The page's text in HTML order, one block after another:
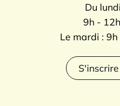
Du
9h -
Le mardi :